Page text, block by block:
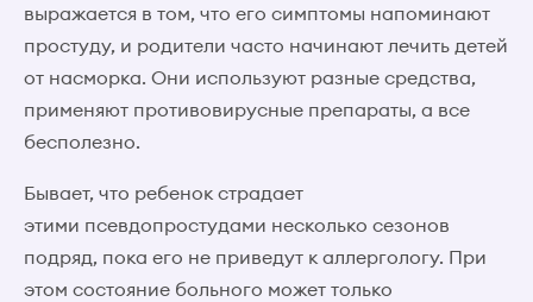
выражается в том, что его симптомы напоминают
простуду, и родители часто начинают лечить детей
от насморка. Они используют разные средства,
применяют противовирусные препараты, а все
бесполезно.
Бывает, что ребенок страдает
этими псевдопростудами несколько сезонов
подряд, пока его не приведут к аллергологу. При
этом состояние больного может только